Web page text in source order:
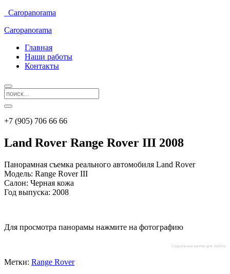
Caropanorama
Caropanorama
Главная
Наши работы
Контакты
+7 (905) 706 66 66
Land Rover Range Rover III 2008
Панорамная съемка реального автомобиля Land Rover
Модель: Range Rover III
Салон: Черная кожа
Год выпуска: 2008
Для просмотра панорамы нажмите на фотографию
Социальные кнопки для Joomla
Метки: Range Rover